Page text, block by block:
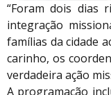
“Foram dois dias
integração
famílias da cidade
carinho, os
verdadeira ação
A programação